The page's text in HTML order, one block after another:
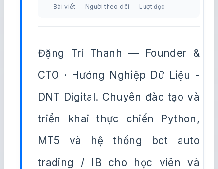
Bài viết Người theo dõi Lượt đọc
Đặng Trí Thanh — Founder &
CTO · Hướng Nghiệp Dữ Liệu -
DNT Digital. Chuyên đào tạo và
triển khai thực chiến Python,
MT5 và hệ thống bot auto
trading / IB cho học viên và